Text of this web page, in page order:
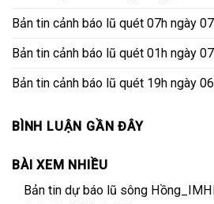
Bản tin cảnh báo lũ quét 07h ngày
Bản tin cảnh báo lũ quét 01h ngày
Bản tin cảnh báo lũ quét 19h ngày
BÌNH LUẬN GẦN ĐÂY
BÀI XEM NHIỀU
Bản tin dự báo lũ sông